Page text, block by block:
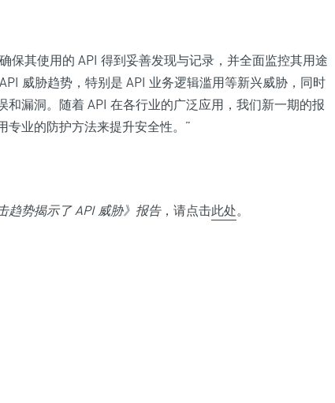
保其使用的 API 得到妥善发现与记录，并全面监控其用途
威胁趋势，特别是 API 业务逻辑滥用等新兴威胁，同时
和漏洞。随着 API 在各行业的广泛应用，我们新一期的报
专业的防护方法来提升安全性。”
趋势揭示了API 威胁》报告，请点击此处。